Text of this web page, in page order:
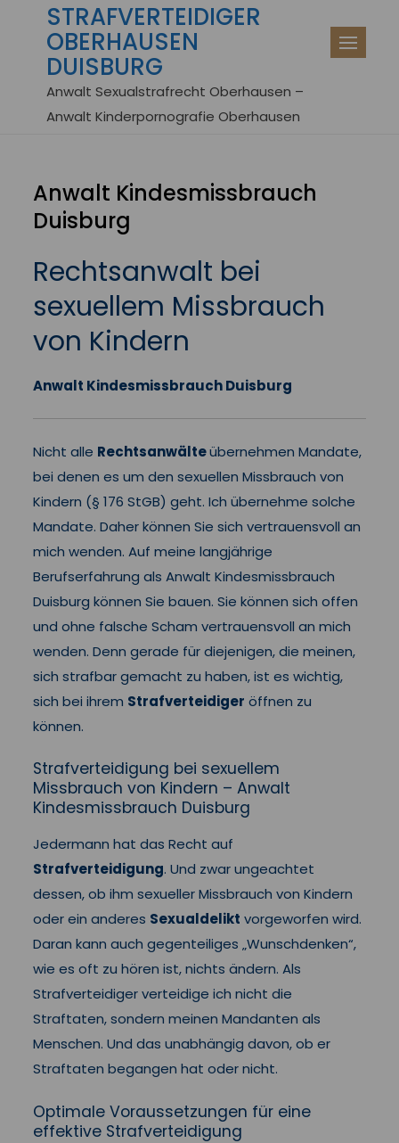
content
STRAFVERTEIDIGER
OBERHAUSEN
DUISBURG
Anwalt Sexualstrafrecht Oberhausen –
Anwalt Kinderpornografie Oberhausen
Anwalt Kindesmissbrauch
Duisburg
Rechtsanwalt bei
sexuellem Missbrauch
von Kindern
Anwalt Kindesmissbrauch Duisburg
Nicht alle Rechtsanwälteübernehmen Mandate,
bei denen es um den sexuellen Missbrauch von
Kindern (§ 176 StGB) geht. Ich übernehme solche
Mandate. Daher können Sie sich vertrauensvoll an
mich wenden. Auf meine langjährige
Berufserfahrung als Anwalt Kindesmissbrauch
Duisburg können Sie bauen. Sie können sich offen
und ohne falsche Scham vertrauensvoll an mich
wenden. Denn gerade für diejenigen, die meinen,
sich strafbar gemacht zu haben, ist es wichtig,
sich bei ihrem Strafverteidiger öffnen zu
können.
Strafverteidigung bei sexuellem
Missbrauch von Kindern – Anwalt
Kindesmissbrauch Duisburg
Jedermann hat das Recht auf
Strafverteidigung. Und zwar ungeachtet
dessen, ob ihm sexueller Missbrauch von Kindern
oder ein anderes Sexualdelikt vorgeworfen wird.
Daran kann auch gegenteiliges „Wunschdenken“,
wie es oft zu hören ist, nichts ändern. Als
Strafverteidiger verteidige ich nicht die
Straftaten, sondern meinen Mandanten als
Menschen. Und das unabhängig davon, ob er
Straftaten begangen hat oder nicht.
Optimale Voraussetzungen für eine
effektive Strafverteidigung